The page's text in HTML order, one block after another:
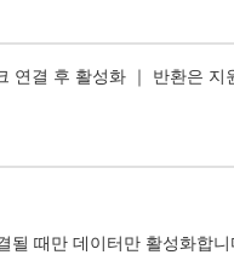
연결 후 활성화 ｜ 반환은 지
될 때만 데이터만 활성화합니